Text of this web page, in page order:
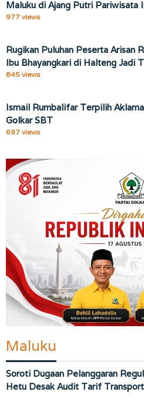
Maluku di Ajang Putri Pariwisata
977 views
Rugikan Puluhan Peserta Arisan
Ibu Bhayangkari di Halteng Jadi
845 views
Ismail Rumbalifar Terpilih
Golkar SBT
697 views
Maluku
Soroti Dugaan Pelanggaran
Hetu Desak Audit Tarif